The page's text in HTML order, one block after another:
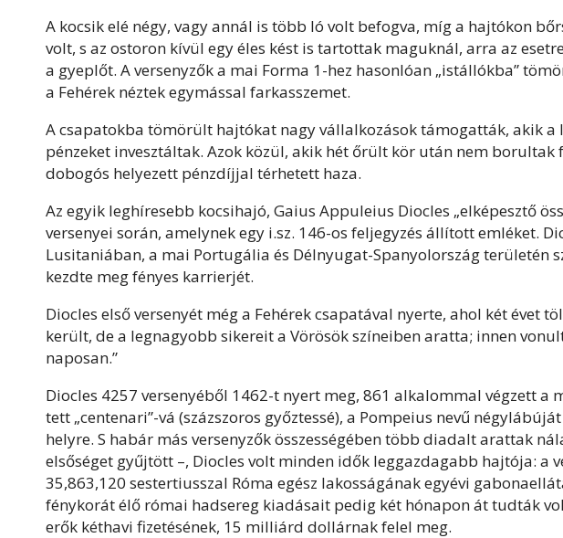
A kocsik elé négy, vagy annál is több ló volt befogva, míg a hajtókon
volt, s az ostoron kívül egy éles kést is tartottak maguknál, arra az
a gyeplőt. A versenyzők a mai Forma 1-hez hasonlóan „istállókba”
a Fehérek néztek egymással farkasszemet.
A csapatokba tömörült hajtókat nagy vállalkozások támogatták, akik a
pénzeket invesztáltak. Azok közül, akik hét őrült kör után nem borultak
dobogós helyezett pénzdíjjal térhetett haza.
Az egyik leghíresebb kocsihajó, Gaius Appuleius Diocles „elképesztő
versenyei során, amelynek egy i.sz. 146-os feljegyzés állított emléket.
Lusitaniában, a mai Portugália és Délnyugat-Spanyolország területén
kezdte meg fényes karrierjét.
Diocles első versenyét még a Fehérek csapatával nyerte, ahol két évet
került, de a legnagyobb sikereit a Vörösök színeiben aratta; innen
naposan.”
Diocles 4257 versenyéből 1462-t nyert meg, 861 alkalommal végzett a
tett „centenari”-vá (százszoros győztessé), a Pompeius nevű
helyre. S habár más versenyzők összességében több diadalt arattak
elsőséget gyűjtött –, Diocles volt minden idők leggazdagabb hajtója: a
35,863,120 sestertiusszal Róma egész lakosságának egyévi
fénykorát élő római hadsereg kiadásait pedig két hónapon át tudták
erők kéthavi fizetésének, 15 milliárd dollárnak felel meg.